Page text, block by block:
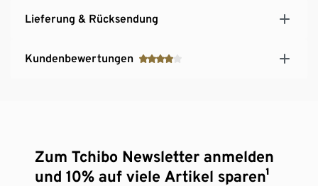
Lieferung & Rücksendung
Kundenbewertungen
Zum Tchibo Newsletter anmelden
und 10% auf viele Artikel sparen¹